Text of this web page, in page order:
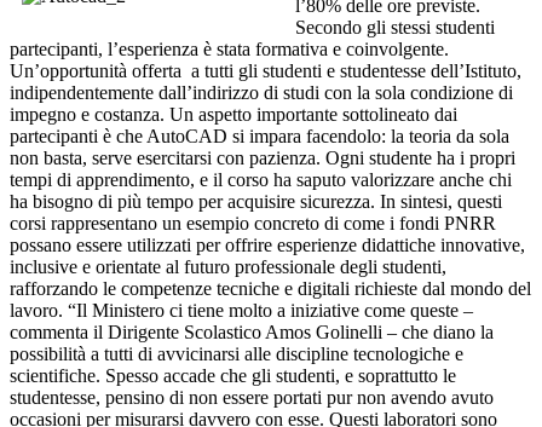
l’80% delle ore previste.
Secondo gli stessi studenti
partecipanti, l’esperienza è stata formativa e coinvolgente.
Un’opportunità offerta a tutti gli studenti e studentesse dell’Istituto,
indipendentemente dall’indirizzo di studi con la sola condizione di
impegno e costanza. Un aspetto importante sottolineato dai
partecipanti è che AutoCAD si impara facendolo: la teoria da sola
non basta, serve esercitarsi con pazienza. Ogni studente ha i propri
tempi di apprendimento, e il corso ha saputo valorizzare anche chi
ha bisogno di più tempo per acquisire sicurezza. In sintesi, questi
corsi rappresentano un esempio concreto di come i fondi PNRR
possano essere utilizzati per offrire esperienze didattiche innovative,
inclusive e orientate al futuro professionale degli studenti,
rafforzando le competenze tecniche e digitali richieste dal mondo del
lavoro. “Il Ministero ci tiene molto a iniziative come queste –
commenta il Dirigente Scolastico Amos Golinelli – che diano la
possibilità a tutti di avvicinarsi alle discipline tecnologiche e
scientifiche. Spesso accade che gli studenti, e soprattutto le
studentesse, pensino di non essere portati pur non avendo avuto
occasioni per misurarsi davvero con esse. Questi laboratori sono